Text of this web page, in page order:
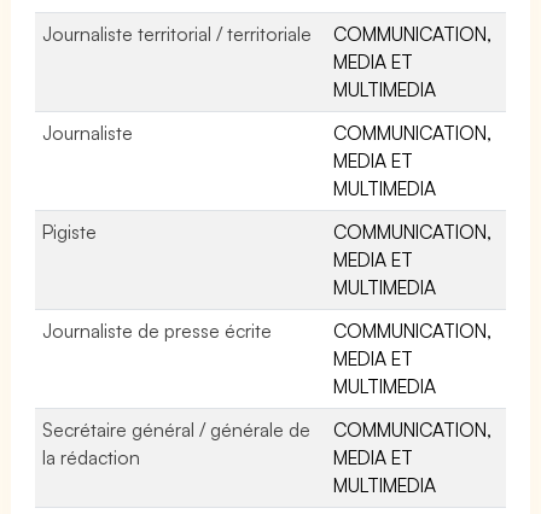
Journaliste territorial / territoriale
COMMUNICATION,
MEDIA ET
MULTIMEDIA
Journaliste
COMMUNICATION,
MEDIA ET
MULTIMEDIA
Pigiste
COMMUNICATION,
MEDIA ET
MULTIMEDIA
Journaliste de presse écrite
COMMUNICATION,
MEDIA ET
MULTIMEDIA
Secrétaire général / générale de
la rédaction
COMMUNICATION,
MEDIA ET
MULTIMEDIA